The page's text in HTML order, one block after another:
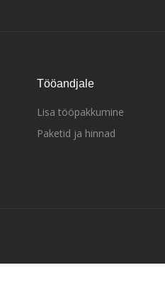
Tööandjale
Lisa tööpakkumine
Paketid ja hinnad